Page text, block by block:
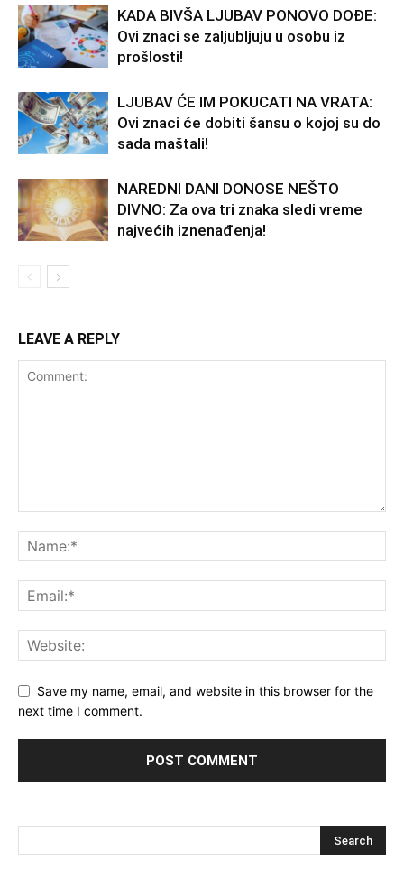
KADA BIVŠA LJUBAV PONOVO DOĐE:
Ovi znaci se zaljubljuju u osobu iz
prošlosti!
LJUBAV ĆE IM POKUCATI NA VRATA:
Ovi znaci će dobiti šansu o kojoj su do
sada maštali!
NAREDNI DANI DONOSE NEŠTO
DIVNO: Za ova tri znaka sledi vreme
najvećih iznenađenja!
LEAVE A REPLY
Save my name, email, and website in this browser for the
next time I comment.